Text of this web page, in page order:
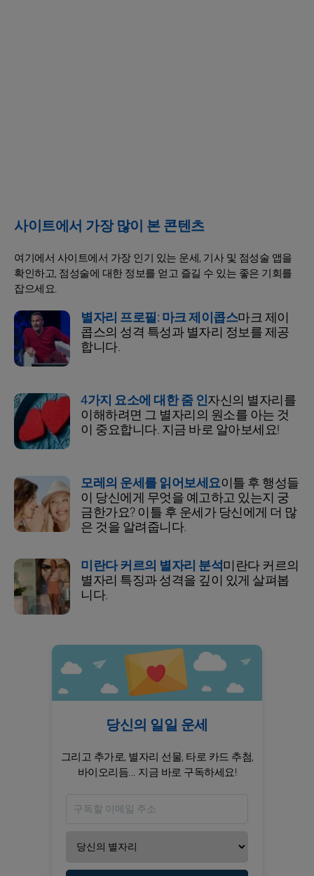
사이트에서 가장 많이 본 콘텐츠
여기에서 사이트에서 가장 인기 있는 운세, 기사 및 점성술 앱을
확인하고, 점성술에 대한 정보를 얻고 즐길 수 있는 좋은 기회를
잡으세요.
별자리 프로필: 마크 제이콥스마크 제이
콥스의 성격 특성과 별자리 정보를 제공
합니다.
4가지 요소에 대한 줌 인자신의 별자리를
이해하려면 그 별자리의 원소를 아는 것
이 중요합니다. 지금 바로 알아보세요!
모레의 운세를 읽어보세요이틀 후 행성들
이 당신에게 무엇을 예고하고 있는지 궁
금한가요? 이틀 후 운세가 당신에게 더 많
은 것을 알려줍니다.
미란다 커르의 별자리 분석미란다 커르의
별자리 특징과 성격을 깊이 있게 살펴봅
니다.
당신의 일일 운세
그리고 추가로, 별자리 선물, 타로 카드 추첨,
바이오리듬... 지금 바로 구독하세요!